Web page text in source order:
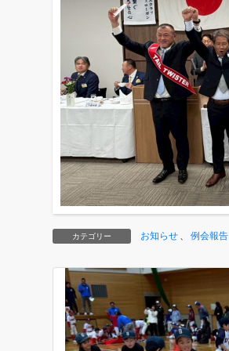
カテゴリー お知らせ 、 例会報告